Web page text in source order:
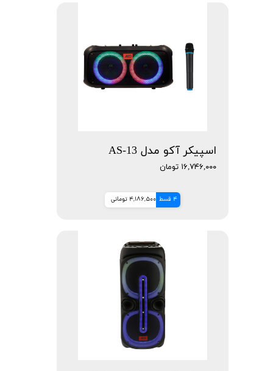
اسپیکر آکو مدل AS-13
۱۶,۷۴۶,۰۰۰ تومان
4 قسط 4,186,500 تومانی